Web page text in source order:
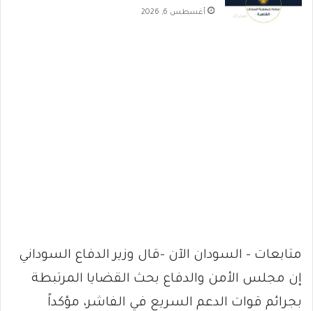
أغسطس 6, 2026
متابعات – السودان الآن -قال وزير الدفاع السوداني
إن مجلس الأمن والدفاع بحث القضايا المرتبطة
بجرائم قوات الدعم السريع في الفاشر، مؤكداً